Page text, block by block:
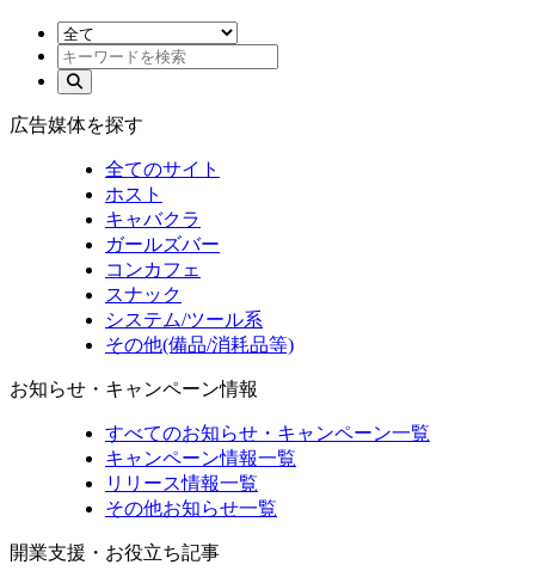
広告媒体を探す
全てのサイト
ホスト
キャバクラ
ガールズバー
コンカフェ
スナック
システム/ツール系
その他(備品/消耗品等)
お知らせ・キャンペーン情報
すべてのお知らせ・キャンペーン一覧
キャンペーン情報一覧
リリース情報一覧
その他お知らせ一覧
開業支援・お役立ち記事